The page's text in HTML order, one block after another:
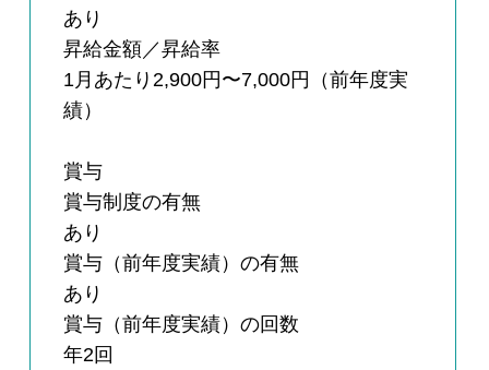
あり
昇給金額／昇給率
1月あたり2,900円〜7,000円（前年度実
績）
賞与
賞与制度の有無
あり
賞与（前年度実績）の有無
あり
賞与（前年度実績）の回数
年2回